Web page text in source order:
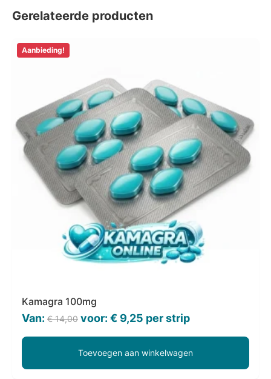
Gerelateerde producten
Aanbieding!
Kamagra 100mg
Van: €14,00 Oorspronkelijke
prijs
was:
€ 14,00.
voor: € 9,25 Huidige
prijs
is:
€ 9,25.
per strip
Toevoegen aan winkelwagen